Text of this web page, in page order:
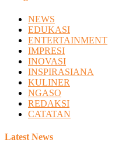
NEWS
EDUKASI
ENTERTAINMENT
IMPRESI
INOVASI
INSPIRASIANA
KULINER
NGASO
REDAKSI
CATATAN
Latest News